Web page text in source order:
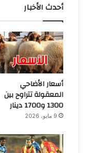
أحدث الأخبار
أسعار الأضاحي
المعقولة تتراوح بين
1300 و1700 دينار
9 مايو، 2026